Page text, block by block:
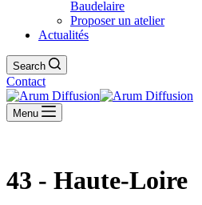
Baudelaire
Proposer un atelier
Actualités
Search
Contact
Menu
43 - Haute-Loire